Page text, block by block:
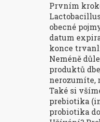
Prvním
obecné
datum
konce
Neméně
produktů
nerozumíte,
Také si
prebiotika
probiotika